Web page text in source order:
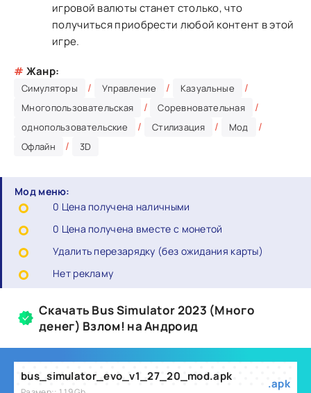
игровой валюты станет столько, что
получиться приобрести любой контент в этой
игре.
# Жанр:
Симуляторы / Управление / Казуальные /
Многопользовательская / Соревновательная /
однопользовательские / Стилизация / Мод /
Офлайн / 3D
Мод меню:
0 Цена получена наличными
0 Цена получена вместе с монетой
Удалить перезарядку (без ожидания карты)
Нет рекламу
Скачать Bus Simulator 2023 (Много
денег) Взлом! на Андроид
bus_simulator_evo_v1_27_20_mod.apk .apk